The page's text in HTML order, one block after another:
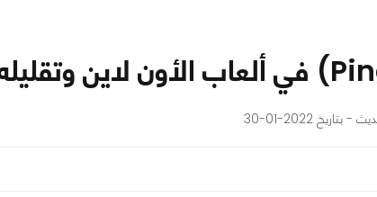
بتاريخ 2022-01-30